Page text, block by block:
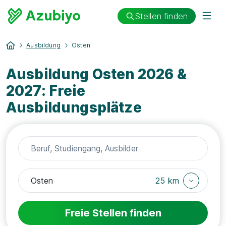
Stellen finden
Ausbildung Osten
Ausbildung Osten 2026 &
2027: Freie
Ausbildungsplätze
25 km
Freie Stellen finden